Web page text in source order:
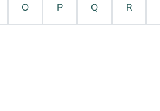
O P Q R